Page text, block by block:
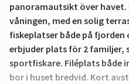
panoramautsikt över havet.
våningen, med en solig
fiskeplatser både på fjorden
erbjuder plats för 2 familjer,
sportfiskare. Filéplats både
bor i huset bredvid. Kort